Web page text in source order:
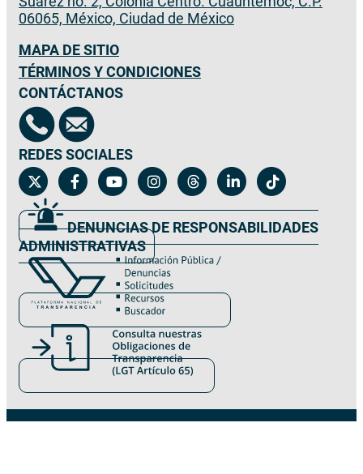
06065, México, Ciudad de México
MAPA DE SITIO
TÉRMINOS Y CONDICIONES
CONTÁCTANOS
REDES SOCIALES
DENUNCIAS DE RESPONSABILIDADES
ADMINISTRATIVAS